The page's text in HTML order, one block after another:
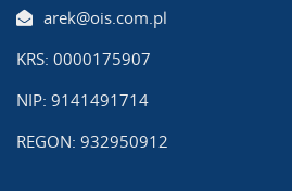
arek@ois.com.pl
KRS: 0000175907
NIP: 9141491714
REGON: 932950912